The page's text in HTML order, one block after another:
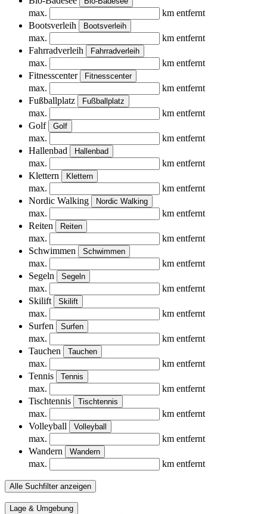
max.
km entfernt
Bootsverleih
Bootsverleih
max.
km entfernt
Fahrradverleih
Fahrradverleih
max.
km entfernt
Fitnesscenter
Fitnesscenter
max.
km entfernt
Fußballplatz
Fußballplatz
max.
km entfernt
Golf
Golf
max.
km entfernt
Hallenbad
Hallenbad
max.
km entfernt
Klettern
Klettern
max.
km entfernt
Nordic Walking
Nordic Walking
max.
km entfernt
Reiten
Reiten
max.
km entfernt
Schwimmen
Schwimmen
max.
km entfernt
Segeln
Segeln
max.
km entfernt
Skilift
Skilift
max.
km entfernt
Surfen
Surfen
max.
km entfernt
Tauchen
Tauchen
max.
km entfernt
Tennis
Tennis
max.
km entfernt
Tischtennis
Tischtennis
max.
km entfernt
Volleyball
Volleyball
max.
km entfernt
Wandern
Wandern
max. km entfernt
Alle Suchfilter anzeigen
Lage & Umgebung